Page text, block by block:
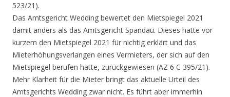
523/21).
Das Amtsgericht Wedding bewertet den Mietspiegel 2021
damit anders als das Amtsgericht Spandau. Dieses hatte vor
kurzem den Mietspiegel 2021 für nichtig erklärt und das
Mieterhöhungsverlangen eines Vermieters, der sich auf den
Mietspiegel berufen hatte, zurückgewiesen (AZ 6 C 395/21).
Mehr Klarheit für die Mieter bringt das aktuelle Urteil des
Amtsgerichts Wedding zwar nicht. Es führt aber immerhin